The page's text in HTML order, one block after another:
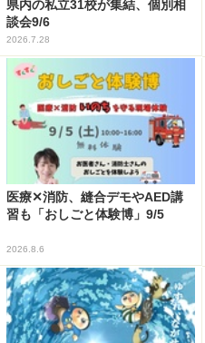
県内の私立31校が集結、個別相
談会9/6
2026.7.28
医療✕消防、縫合デモやAED講
習も「おしごと体験博」9/5
2026.8.6